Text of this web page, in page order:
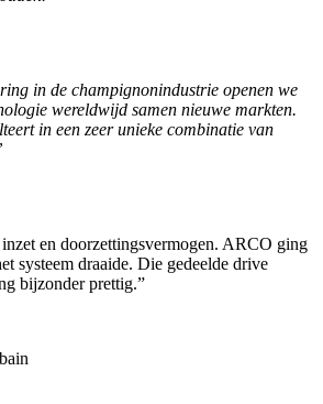
in de champignonindustrie openen we
wereldwijd samen nieuwe markten.
in een zeer unieke combinatie van
en doorzettingsvermogen. ARCO ging
systeem draaide. Die gedeelde drive
bijzonder prettig.”